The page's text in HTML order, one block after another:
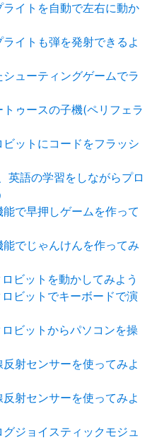
イトを自動で左右に動か
イトも弾を発射できるよ
ューティングゲームでラ
ゥースの子機(ペリフェラ
ットにコードをフラッシ
英語の学習をしながらプロ
で早押しゲームを作って
でじゃんけんを作ってみ
ビットを動かしてみよう
ビットでキーボードで演
ビットからパソコンを操
射センサーを使ってみよ
射センサーを使ってみよ
ジョイスティックモジュ